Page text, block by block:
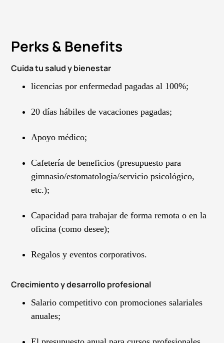
Perks & Benefits
Cuida tu salud y bienestar
licencias por enfermedad pagadas al 100%;
20 días hábiles de vacaciones pagadas;
Apoyo médico;
Cafetería de beneficios (presupuesto para
gimnasio/estomatología/servicio psicológico,
etc.);
Capacidad para trabajar de forma remota o en la
oficina (como desee);
Regalos y eventos corporativos.
Crecimiento y desarrollo profesional
Salario competitivo con promociones salariales
anuales;